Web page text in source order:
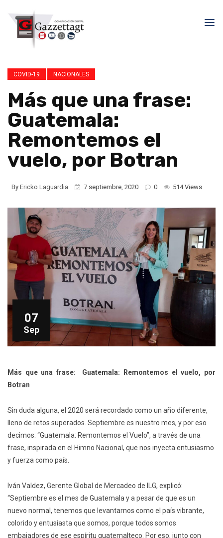
COVID-19 NACIONALES
Más que una frase:
Guatemala:
Remontemos el
vuelo, por Botran
By Ericko Laguardia 7 septiembre, 2020 0 514 Views
07
Sep
Más que una frase: Guatemala: Remontemos el vuelo, por
Botran
Sin duda alguna, el 2020 será recordado como un año diferente,
lleno de retos superados. Septiembre es nuestro mes, y por eso
decimos: “Guatemala: Remontemos el Vuelo”, a través de una
frase, inspirada en el Himno Nacional, que nos inyecta entusiasmo
y fuerza como país.
Iván Valdez, Gerente Global de Mercadeo de ILG, explicó:
“Septiembre es el mes de Guatemala y a pesar de que es un
nuevo normal, tenemos que levantarnos como el país vibrante,
colorido y entusiasta que somos, porque todos somos
embajadores de ese espíritu guatemalteco. Por eso, junto con